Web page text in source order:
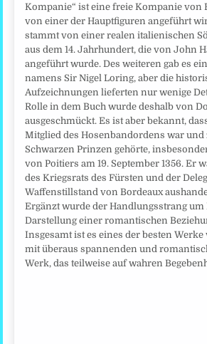
Kompanie“ ist eine freie Kompanie von
von einer der Hauptfiguren angeführt
stammt von einer realen italienischen
aus dem 14. Jahrhundert, die von John
angeführt wurde. Des weiteren gab es
namens Sir Nigel Loring, aber die
Aufzeichnungen lieferten nur wenige
Rolle in dem Buch wurde deshalb von
ausgeschmückt. Es ist aber bekannt,
Mitglied des Hosenbandordens war und
Schwarzen Prinzen gehörte,
von Poitiers am 19. September 1356. Er
des Kriegsrats des Fürsten und der
Waffenstillstand von Bordeaux
Ergänzt wurde der Handlungsstrang
Darstellung einer romantischen
Insgesamt ist es eines der besten
mit überaus spannenden und
Werk, das teilweise auf wahren